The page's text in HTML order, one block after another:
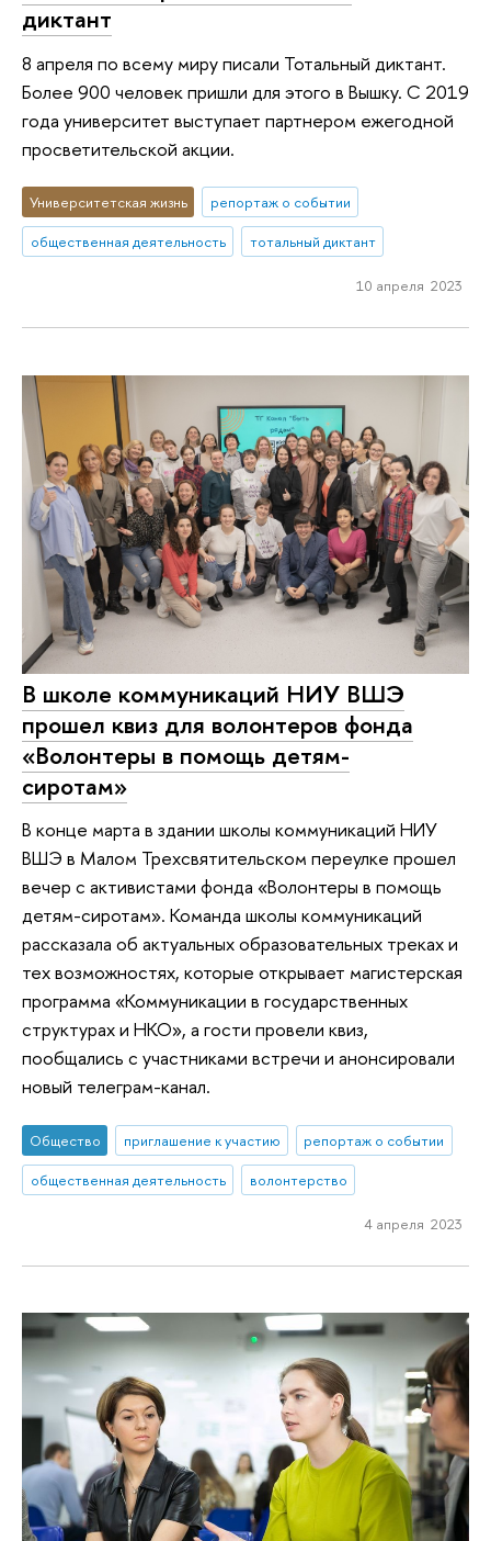
диктант
8 апреля по всему миру писали Тотальный диктант.
Более 900 человек пришли для этого в Вышку. С 2019
года университет выступает партнером ежегодной
просветительской акции.
Университетская жизнь
репортаж о событии
общественная деятельность
тотальный диктант
10 апреля 2023
В школе коммуникаций НИУ ВШЭ
прошел квиз для волонтеров фонда
«Волонтеры в помощь детям-
сиротам»
В конце марта в здании школы коммуникаций НИУ
ВШЭ в Малом Трехсвятительском переулке прошел
вечер с активистами фонда «Волонтеры в помощь
детям-сиротам». Команда школы коммуникаций
рассказала об актуальных образовательных треках и
тех возможностях, которые открывает магистерская
программа «Коммуникации в государственных
структурах и НКО», а гости провели квиз,
пообщались с участниками встречи и анонсировали
новый телеграм-канал.
Общество приглашение к участию
репортаж о событии
общественная деятельность
волонтерство
4 апреля 2023